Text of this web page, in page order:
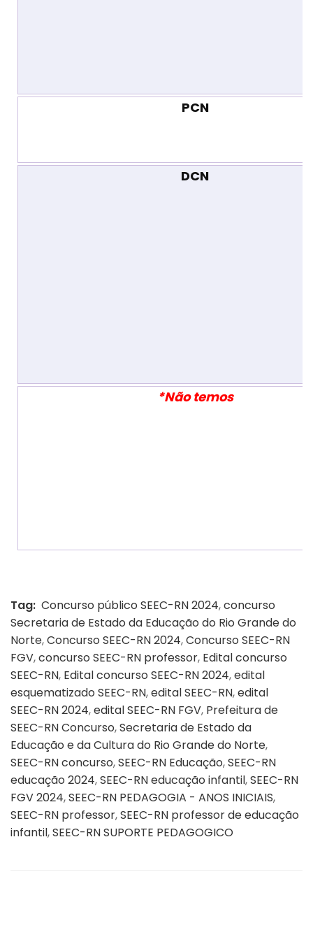
PCN
DCN
*Não temos
Tag: Concurso público SEEC-RN 2024,concurso
Secretaria de Estado da Educação do Rio Grande do
Norte,Concurso SEEC-RN 2024,Concurso SEEC-RN
FGV,concurso SEEC-RN professor, Edital concurso
SEEC-RN, Edital concurso SEEC-RN 2024,edital
esquematizado SEEC-RN,edital SEEC-RN,edital
SEEC-RN 2024,edital SEEC-RN FGV, Prefeitura de
SEEC-RN Concurso,Secretaria de Estado da
Educação e da Cultura do Rio Grande do Norte,
SEEC-RN concurso,SEEC-RN Educação,SEEC-RN
educação 2024,SEEC-RN educação infantil,SEEC-RN
FGV 2024,SEEC-RN PEDAGOGIA - ANOS INICIAIS,
SEEC-RN professor,SEEC-RN professor de educação
infantil,SEEC-RN SUPORTE PEDAGOGICO